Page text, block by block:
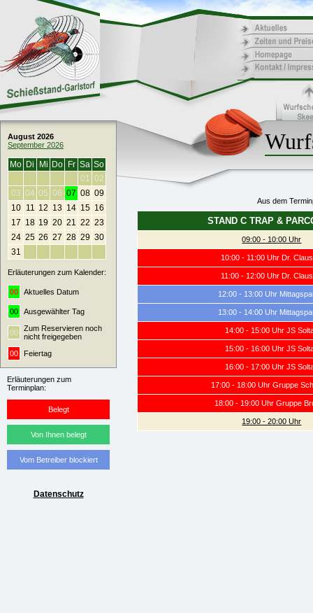
August 2026
September 2026
Mo Di Mi Do Fr Sa So
01 02
03 04 05 06 07 08 09
10
11 12 13 14 15 16
17 18 19 20 21 22 23
24 25 26 27 28 29 30
31
Erläuterungen zum Kalender:
00 Aktuelles Datum
00 Ausgewählter Tag
00
Zum Reservieren noch
nicht freigegeben
00
Feiertag
Erläuterungen zum
Terminplan:
Belegt
Von Ihnen belegt
Vom Betreiber blockiert
Datenschutz
Aus dem
STAND C TRAP &
09:00 - 10:00 Uhr
10:00 - 11:00 Uhr Dr.
11:00 - 12:00 Uhr Dr.
12:00 - 13:00 Uhr
13:00 - 14:00 Uhr
14:00 - 15:00 Uhr JS
15:00 - 16:00 Uhr JS
16:00 - 17:00 Uhr JS
17:00 - 18:00 Uhr Gruppe
18:00 - 19:00 Uhr Gruppe
19:00 - 20:00 Uhr